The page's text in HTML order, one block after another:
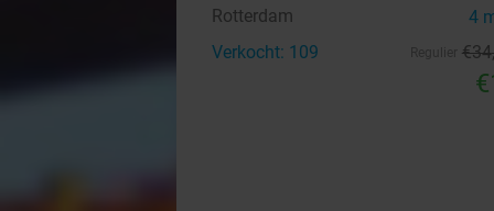
Rotterdam 4
Verkocht: 109 €34